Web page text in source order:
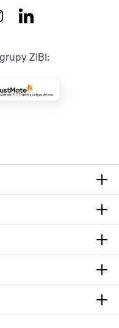
ZIBI:
8716opinii z całego okresu